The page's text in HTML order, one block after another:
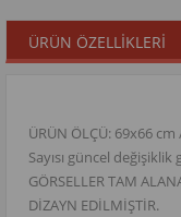
ÜRÜN ÖZELLIKLERI
ÜRÜN ÖLÇÜ: 69x66
Sayısı güncel
GÖRSELLER TAM
DİZAYN EDİLMİŞTİR.